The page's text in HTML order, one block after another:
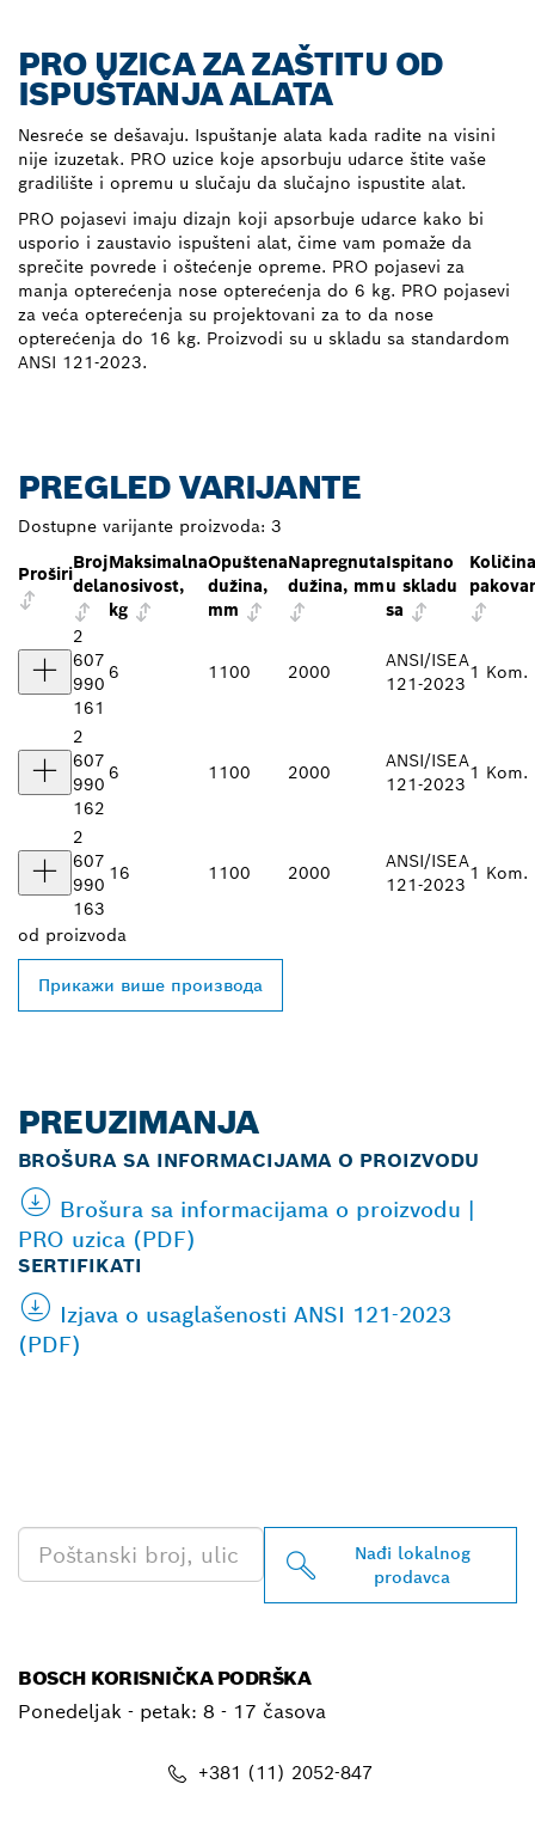
PRO UZICA ZA ZAŠTITU OD
ISPUŠTANJA ALATA
Nesreće se dešavaju. Ispuštanje alata kada radite na visini
nije izuzetak. PRO uzice koje apsorbuju udarce štite vaše
gradilište i opremu u slučaju da slučajno ispustite alat.
PRO pojasevi imaju dizajn koji apsorbuje udarce kako bi
usporio i zaustavio ispušteni alat, čime vam pomaže da
sprečite povrede i oštećenje opreme. PRO pojasevi za
manja opterećenja nose opterećenja do 6 kg. PRO pojasevi
za veća opterećenja su projektovani za to da nose
opterećenja do 16 kg. Proizvodi su u skladu sa standardom
ANSI 121-2023.
PREGLED VARIJANTE
Dostupne varijante proizvoda: 3
Proširi
Broj
dela
Maksimalna
nosivost,
kg
Opuštena
dužina,
mm
Napregnuta
dužina, mm
Ispitano
u skladu
sa
Količina
2
607
990
161
6 1100 2000
ANSI/ISEA
121-2023
1 Kom.
2
607
990
162
6 1100 2000
ANSI/ISEA
121-2023
1 Kom.
2
607
990
163
16 1100 2000
ANSI/ISEA
121-2023
1 Kom.
od proizvoda
Прикажи више производа
PREUZIMANJA
BROŠURA SA INFORMACIJAMA O PROIZVODU
Brošura sa informacijama o proizvodu |
PRO uzica (PDF)
SERTIFIKATI
Izjava o usaglašenosti ANSI 121-2023
(PDF)
Nađi lokalnog
prodavca
BOSCH KORISNIČKA PODRŠKA
Ponedeljak - petak: 8 - 17 časova
+381 (11) 2052-847